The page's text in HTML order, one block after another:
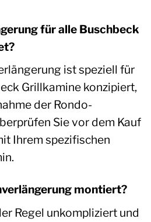
für alle Buschbeck
ist speziell für
Grillkamine konzipiert,
der Rondo-
Sie vor dem Kauf
Ihrem spezifischen
montiert?
Regel unkompliziert und